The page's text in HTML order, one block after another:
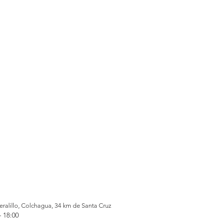
Colchagua, 34 km de Santa Cruz
18:00